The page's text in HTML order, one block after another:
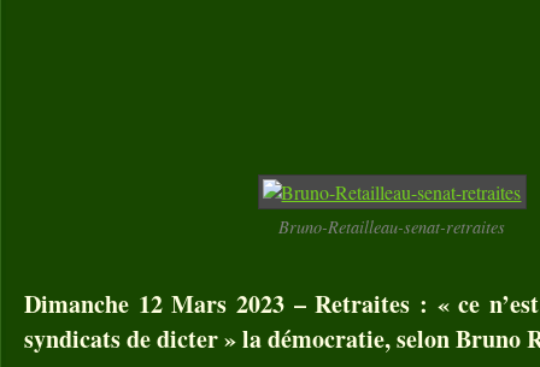
Bruno-Retailleau-senat-retraites
Dimanche 12 Mars 2023 – Retraites : « ce
syndicats de dicter » la démocratie, selon Bruno